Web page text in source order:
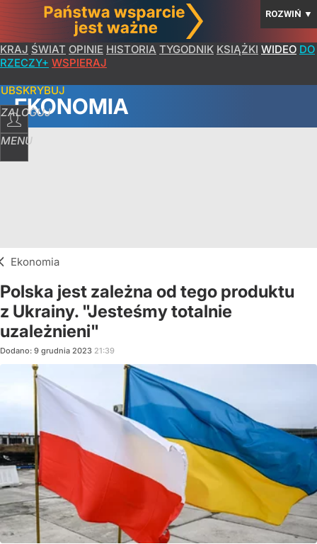
ROZWIŃ ▼
KRAJ ŚWIAT OPINIE HISTORIA TYGODNIK KSIĄŻKI WIDEO DO
RZECZY+ WSPIERAJ
ZALOGUJ
MENU
EKONOMIA
Ekonomia
Polska jest zależna od tego produktu
z Ukrainy. "Jesteśmy totalnie
uzależnieni"
Dodano: 9 grudnia 2023 21:39